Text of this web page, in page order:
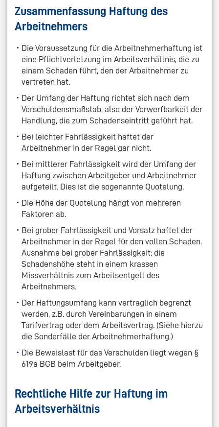
Zusammenfassung Haftung des
Arbeitnehmers
Die Voraussetzung für die Arbeitnehmerhaftung ist
eine Pflichtverletzung im Arbeitsverhältnis, die zu
einem Schaden führt, den der Arbeitnehmer zu
vertreten hat.
Der Umfang der Haftung richtet sich nach dem
Verschuldensmaßstab, also der Vorwerfbarkeit der
Handlung, die zum Schadenseintritt geführt hat.
Bei leichter Fahrlässigkeit haftet der
Arbeitnehmer in der Regel gar nicht.
Bei mittlerer Fahrlässigkeit wird der Umfang der
Haftung zwischen Arbeitgeber und Arbeitnehmer
aufgeteilt. Dies ist die sogenannte Quotelung.
Die Höhe der Quotelung hängt von mehreren
Faktoren ab.
Bei grober Fahrlässigkeit und Vorsatz haftet der
Arbeitnehmer in der Regel für den vollen Schaden.
Ausnahme bei grober Fahrlässigkeit: die
Schadenshöhe steht in einem krassen
Missverhältnis zum Arbeitsentgelt des
Arbeitnehmers.
Der Haftungsumfang kann vertraglich begrenzt
werden, z.B. durch Vereinbarungen in einem
Tarifvertrag oder dem Arbeitsvertrag. (Siehe hierzu
die Sonderfälle der Arbeitnehmerhaftung.)
Die Beweislast für das Verschulden liegt wegen §
619a BGB beim Arbeitgeber.
Rechtliche Hilfe zur Haftung im
Arbeitsverhältnis